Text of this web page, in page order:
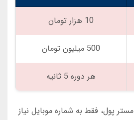
10 هزار تومان
500 میلیون تومان
هر دوره 5 ثانیه
پول، فقط به شماره موبایل نیاز